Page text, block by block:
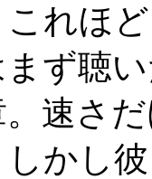
れほ
まず聴
。速さ
かし